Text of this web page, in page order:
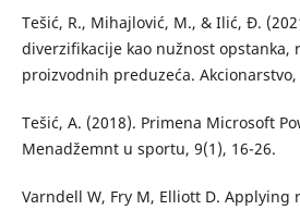
Tešić, R., Mihajlović, M., & Ilić, Đ.
diverzifikacije kao nužnost opstanka,
proizvodnih preduzeća. Akcionarstvo,
Tešić, A. (2018). Primena Microsoft
Menadžemnt u sportu, 9(1), 16-26.
Varndell W, Fry M, Elliott D. Applying